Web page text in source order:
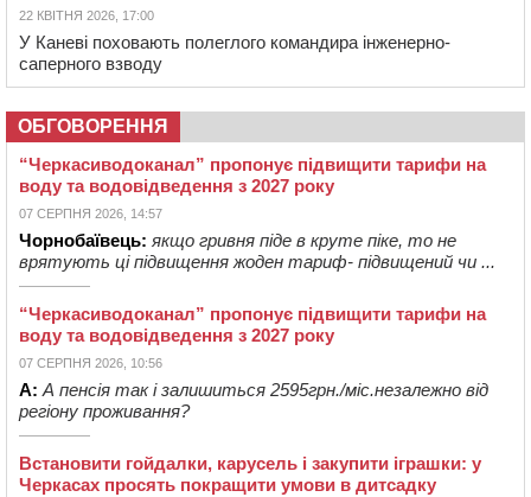
22 КВІТНЯ 2026, 17:00
У Каневі поховають полеглого командира інженерно-
саперного взводу
ОБГОВОРЕННЯ
“Черкасиводоканал” пропонує підвищити тарифи на
воду та водовідведення з 2027 року
07 СЕРПНЯ 2026, 14:57
Чорнобаївець: якщо гривня піде в круте піке, то не
врятують ці підвищення жоден тариф- підвищений чи ...
“Черкасиводоканал” пропонує підвищити тарифи на
воду та водовідведення з 2027 року
07 СЕРПНЯ 2026, 10:56
А: А пенсія так і залишиться 2595грн./міс.незалежно від
регіону проживання?
Встановити гойдалки, карусель і закупити іграшки: у
Черкасах просять покращити умови в дитсадку